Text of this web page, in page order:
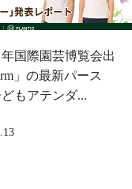
国際園芸博覧会出
」の最新パース
もアテンダ...